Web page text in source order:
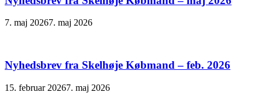
7. maj 20267. maj 2026
Nyhedsbrev fra Skelhøje Købmand – feb. 2026
15. februar 20267. maj 2026